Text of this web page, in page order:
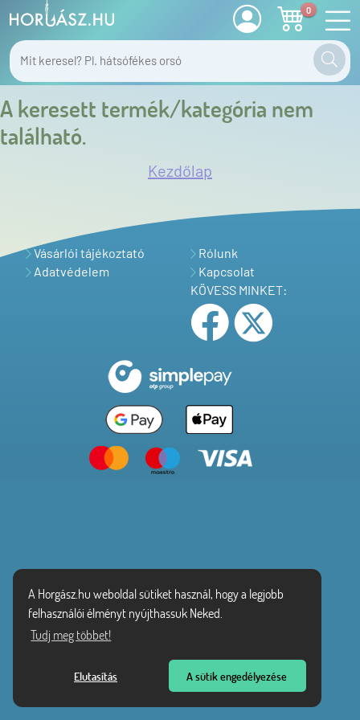
A Horgász.hu weboldal sütiket használ, hogy a legjobb
felhasználói élményt nyújthassuk Neked.
Tudj meg többet!
Elutasítás A sütik engedélyezése
0
A keresett termék/kategória nem
található.
Kezdőlap
Vásárlói tájékoztató
Adatvédelem
Rólunk
Kapcsolat
KÖVESS MINKET: